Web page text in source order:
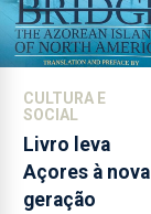
CULTURA E
SOCIAL
Livro leva
Açores à nova
geração